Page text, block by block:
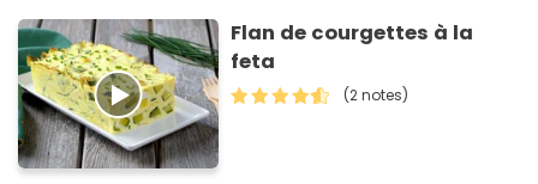
Flan de courgettes à la
feta
(2 notes)